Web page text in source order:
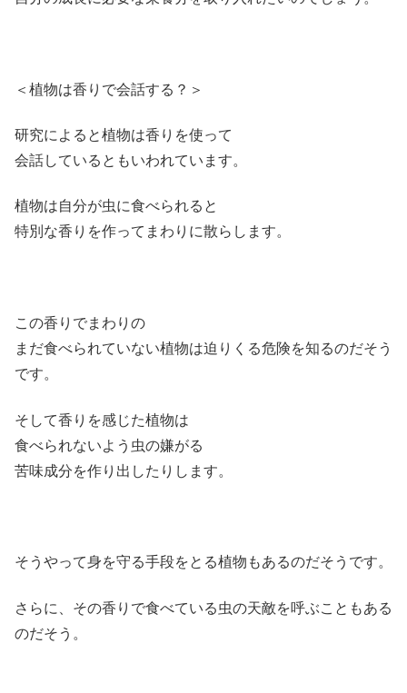
＜植物は香りで会話する？＞
研究によると植物は香りを使って
会話しているともいわれています。
植物は自分が虫に食べられると
特別な香りを作ってまわりに散らします。
この香りでまわりの
まだ食べられていない植物は迫りくる危険を知るのだそう
です。
そして香りを感じた植物は
食べられないよう虫の嫌がる
苦味成分を作り出したりします。
そうやって身を守る手段をとる植物もあるのだそうです。
さらに、その香りで食べている虫の天敵を呼ぶこともある
のだそう。